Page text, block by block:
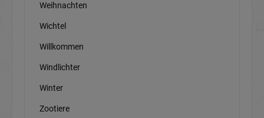
Weihnachten
Wichtel
Willkommen
Windlichter
Winter
Zootiere